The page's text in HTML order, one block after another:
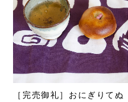
［完売御礼］おにぎりてぬ